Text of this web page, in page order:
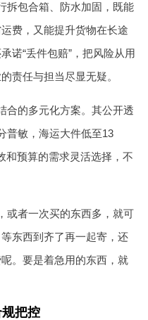
拆包合箱、防水加固，既能
费，又能提升货物在长途
诺“丢件包赔”，把风险从用
责任与担当尽显无疑。
合的多元化方案。其公开透
普敏，海运大件低至13
和预算的需求灵活选择，不
或者一次买的东西多，就可
东西到齐了再一起寄，还
。要是着急用的东西，就
把控